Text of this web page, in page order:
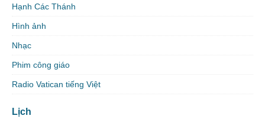
Hạnh Các Thánh
Hình ảnh
Nhạc
Phim công giáo
Radio Vatican tiếng Việt
Lịch